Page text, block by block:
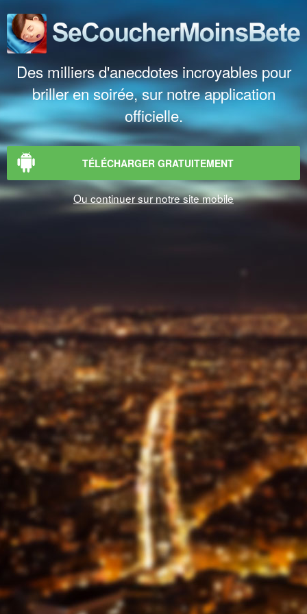
Des milliers d'anecdotes incroyables pour
briller en soirée, sur notre application
officielle.
TÉLÉCHARGER GRATUITEMENT
Ou continuer sur notre site mobile